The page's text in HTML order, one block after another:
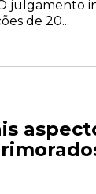
julgamento
de 20...